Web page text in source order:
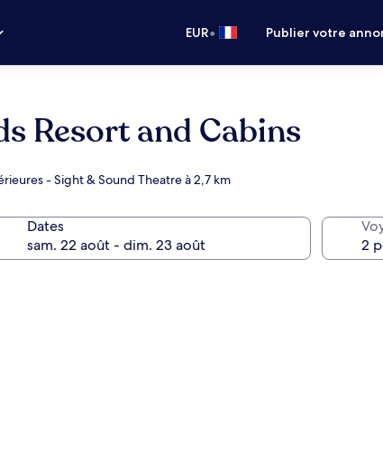
EUR• Publier votre
Resort and Cabins
- Sight & Sound Theatre à 2,7 km
Dates